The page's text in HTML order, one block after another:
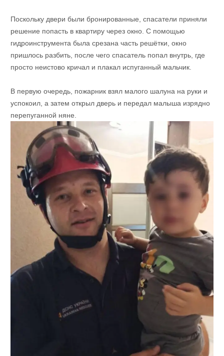
Поскольку двери были бронированные, спасатели приняли
решение попасть в квартиру через окно. С помощью
гидроинструмента была срезана часть решётки, окно
пришлось разбить, после чего спасатель попал внутрь, где
просто неистово кричал и плакал испуганный мальчик.
В первую очередь, пожарник взял малого шалуна на руки и
успокоил, а затем открыл дверь и передал малыша изрядно
перепуганной няне.